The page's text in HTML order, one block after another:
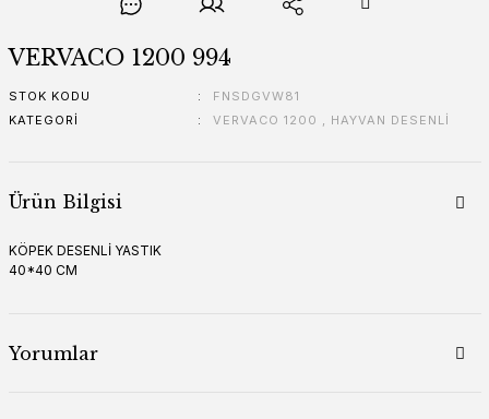
VERVACO 1200 994
STOK KODU
FNSDGVW81
KATEGORI
VERVACO 1200 , HAYVAN DESENLİ
Ürün Bilgisi
KÖPEK DESENLİ YASTIK
40*40 CM
Yorumlar